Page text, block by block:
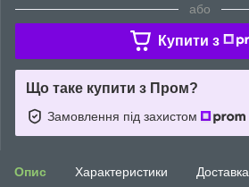
або
Купити з
Що таке купити з Пром?
Замовлення під захистом
Опис Характеристики Доставка